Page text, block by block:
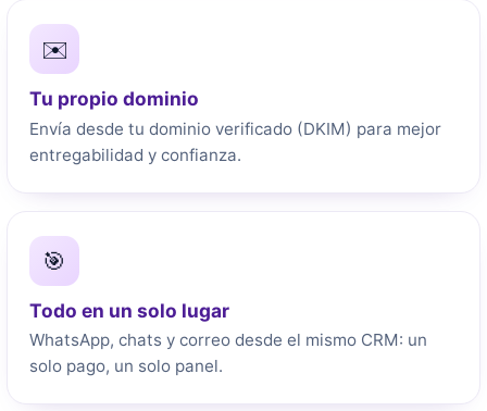
✉️
Tu propio dominio
Envía desde tu dominio verificado (DKIM) para mejor
entregabilidad y confianza.
🎯
Todo en un solo lugar
WhatsApp, chats y correo desde el mismo CRM: un
solo pago, un solo panel.